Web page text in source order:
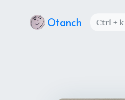
Otanch